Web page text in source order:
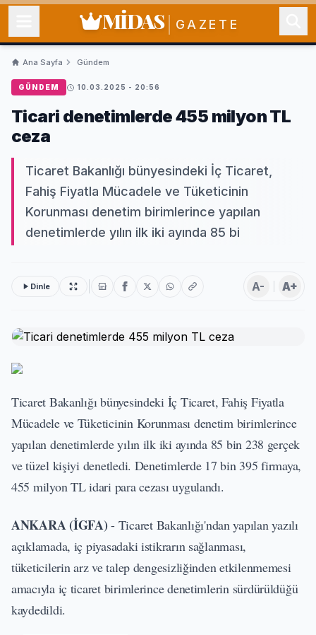
MİDAS GAZETE
Ana Sayfa Gündem
GÜNDEM 10.03.2025 - 20:56
Ticari denetimlerde 455 milyon TL
ceza
Ticaret Bakanlığı bünyesindeki İç Ticaret,
Fahiş Fiyatla Mücadele ve Tüketicinin
Korunması denetim birimlerince yapılan
denetimlerde yılın ilk iki ayında 85 bi
Dinle A- A+
Ticaret Bakanlığı bünyesindeki İç Ticaret, Fahiş Fiyatla
Mücadele ve Tüketicinin Korunması denetim birimlerince
yapılan denetimlerde yılın ilk iki ayında 85 bin 238 gerçek
ve tüzel kişiyi denetledi. Denetimlerde 17 bin 395 firmaya,
455 milyon TL idari para cezası uygulandı.
ANKARA (İGFA)- Ticaret Bakanlığı'ndan yapılan yazılı
açıklamada, iç piyasadaki istikrarın sağlanması,
tüketicilerin arz ve talep dengesizliğinden etkilenmemesi
amacıyla iç ticaret birimlerince denetimlerin sürdürüldüğü
kaydedildi.